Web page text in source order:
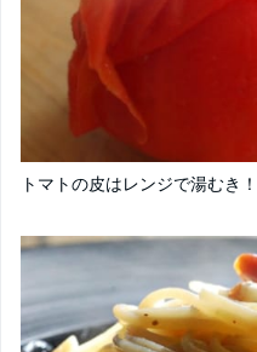
トマトの皮はレンジで湯むき